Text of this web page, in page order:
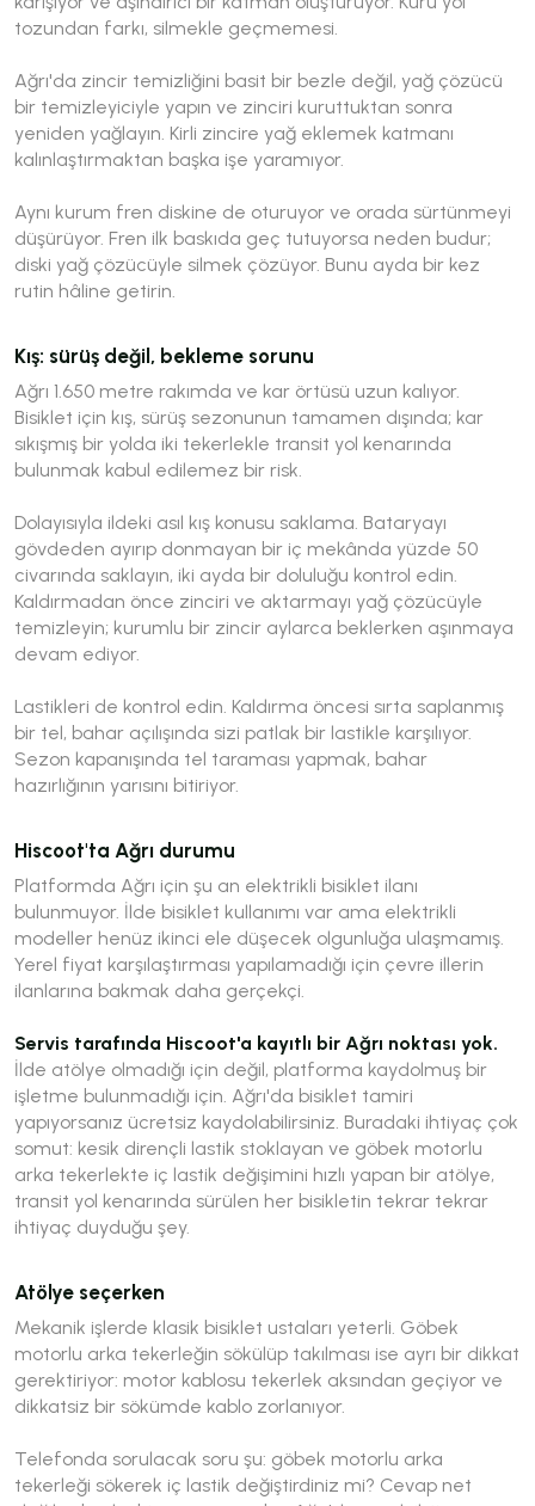
tozundan farkı, silmekle geçmemesi.
Ağrı'da zincir temizliğini basit bir bezle değil, yağ çözücü
bir temizleyiciyle yapın ve zinciri kuruttuktan sonra
yeniden yağlayın. Kirli zincire yağ eklemek katmanı
kalınlaştırmaktan başka işe yaramıyor.
Aynı kurum fren diskine de oturuyor ve orada sürtünmeyi
düşürüyor. Fren ilk baskıda geç tutuyorsa neden budur;
diski yağ çözücüyle silmek çözüyor. Bunu ayda bir kez
rutin hâline getirin.
Kış: sürüş değil, bekleme sorunu
Ağrı 1.650 metre rakımda ve kar örtüsü uzun kalıyor.
Bisiklet için kış, sürüş sezonunun tamamen dışında; kar
sıkışmış bir yolda iki tekerlekle transit yol kenarında
bulunmak kabul edilemez bir risk.
Dolayısıyla ildeki asıl kış konusu saklama. Bataryayı
gövdeden ayırıp donmayan bir iç mekânda yüzde 50
civarında saklayın, iki ayda bir doluluğu kontrol edin.
Kaldırmadan önce zinciri ve aktarmayı yağ çözücüyle
temizleyin; kurumlu bir zincir aylarca beklerken aşınmaya
devam ediyor.
Lastikleri de kontrol edin. Kaldırma öncesi sırta saplanmış
bir tel, bahar açılışında sizi patlak bir lastikle karşılıyor.
Sezon kapanışında tel taraması yapmak, bahar
hazırlığının yarısını bitiriyor.
Hiscoot'ta Ağrı durumu
Platformda Ağrı için şu an elektrikli bisiklet ilanı
bulunmuyor. İlde bisiklet kullanımı var ama elektrikli
modeller henüz ikinci ele düşecek olgunluğa ulaşmamış.
Yerel fiyat karşılaştırması yapılamadığı için çevre illerin
ilanlarına bakmak daha gerçekçi.
Servis tarafında Hiscoot'a kayıtlı bir Ağrı noktası yok.
İlde atölye olmadığı için değil, platforma kaydolmuş bir
işletme bulunmadığı için. Ağrı'da bisiklet tamiri
yapıyorsanız ücretsiz kaydolabilirsiniz. Buradaki ihtiyaç çok
somut: kesik dirençli lastik stoklayan ve göbek motorlu
arka tekerlekte iç lastik değişimini hızlı yapan bir atölye,
transit yol kenarında sürülen her bisikletin tekrar tekrar
ihtiyaç duyduğu şey.
Atölye seçerken
Mekanik işlerde klasik bisiklet ustaları yeterli. Göbek
motorlu arka tekerleğin sökülüp takılması ise ayrı bir dikkat
gerektiriyor: motor kablosu tekerlek aksından geçiyor ve
dikkatsiz bir sökümde kablo zorlanıyor.
Telefonda sorulacak soru şu: göbek motorlu arka
tekerleği sökerek iç lastik değiştirdiniz mi? Cevap net